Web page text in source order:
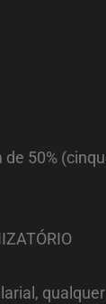
50%